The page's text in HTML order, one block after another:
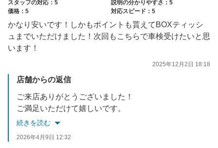
スタッフの対応：5
説明の分かりやすさ：5
価格：5
対応スピード：5
かなり安いです！しかもポイントも貰えてBOXティッシ
ュまでいただけました！次回もこちらで車検受けたいと思
います！
2025年12月2日 18:18
店舗からの返信
ご来店ありがとうございました！
ご満足いただけて嬉しいです。
またのご利用をお待ちしております！
続きを読む
2026年4月9日 12:32